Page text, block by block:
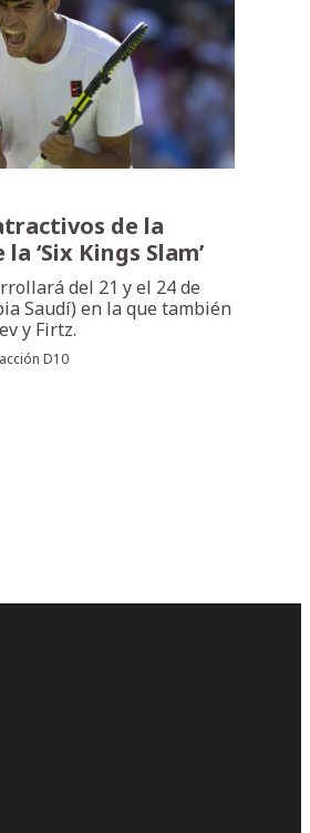
de la
‘Six Kings Slam’
del 21 y el 24 de
Saudí) en la que también
y Firtz.
D10